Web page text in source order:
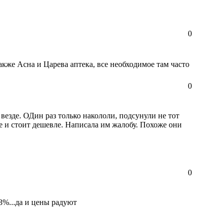
0
Асна и Царева аптека, все необходимое там часто
0
ОДин раз только накололи, подсунули не тот
и стоит дешевле. Написала им жалобу. Похоже они
0
и цены радуют